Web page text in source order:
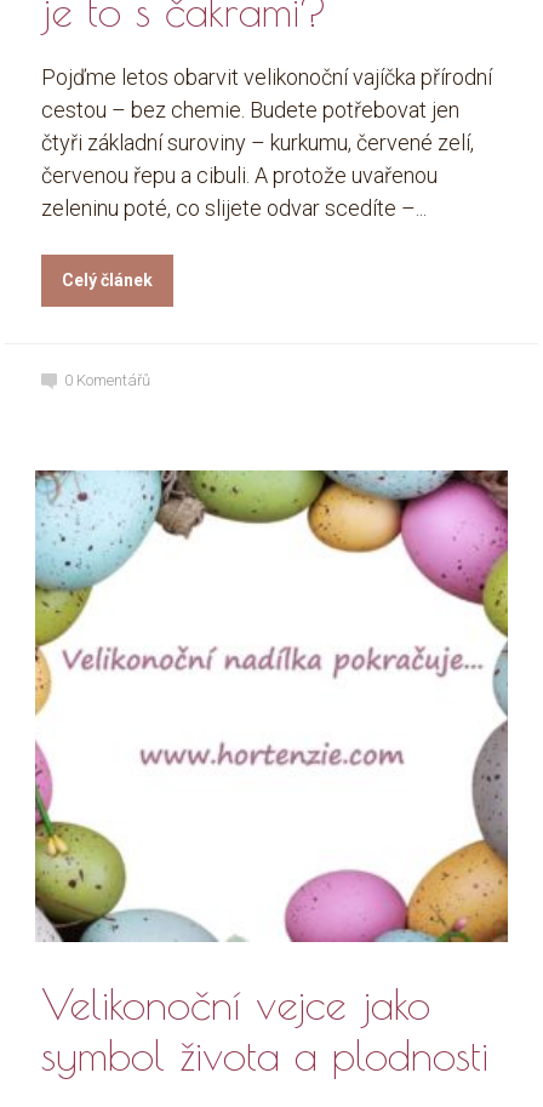
Pojďme letos obarvit velikonoční vajíčka přírodní
cestou – bez chemie. Budete potřebovat jen
čtyři základní suroviny – kurkumu, červené zelí,
červenou řepu a cibuli. A protože uvařenou
zeleninu poté, co slijete odvar scedíte –...
Celý článek
0 Komentářů
Velikonoční vejce jako
symbol života a plodnosti